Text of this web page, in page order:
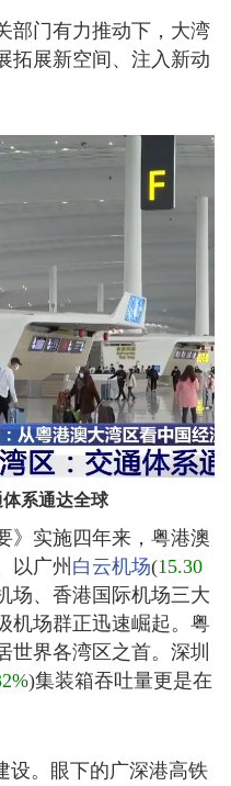
部门有力推动下，大湾
拓展新空间、注入新动
系通达全球
》实施四年来，粤港澳
以广州 白云机场(15.30
场、香港国际机场三大
机场群正迅速崛起。粤
世界各湾区之首。深圳
)集装箱吞吐量更是在
设。眼下的广深港高铁